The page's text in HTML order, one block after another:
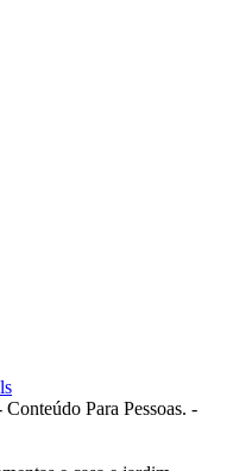
Para Pessoas. -